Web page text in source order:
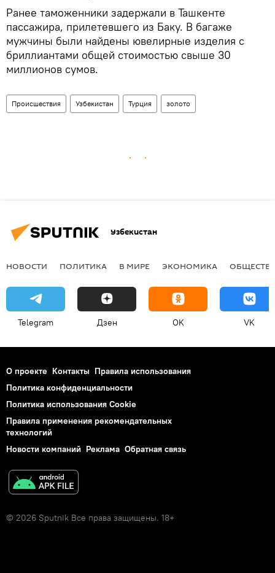
Ранее таможенники задержали в Ташкенте
пассажира, прилетевшего из Баку. В багаже
мужчины были найдены ювелирные изделия с
бриллиантами общей стоимостью свыше 30
миллионов сумов.
Происшествия Узбекистан Турция золото
Узбекистан
НОВОСТИ ПОЛИТИКА В МИРЕ ЭКОНОМИКА
Telegram Дзен OK VK
О проекте Контакты Правила использования
Политика конфиденциальности
Политика использования Cookie
Правила применения рекомендательных
технологий
Новости компаний Реклама Обратная связь
© 2026 Sputnik Все права защищены. 18+